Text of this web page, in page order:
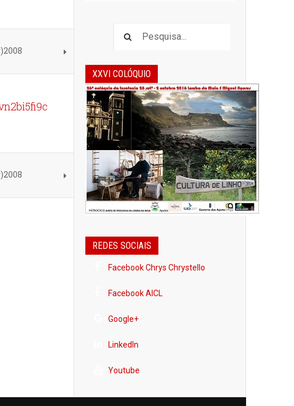
XXVI COLÓQUIO
REDES SOCIAIS
Facebook Chrys Chrystello
Facebook AICL
Google+
LinkedIn
Youtube